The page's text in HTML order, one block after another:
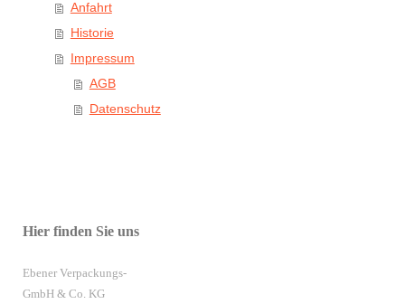
Anfahrt
Historie
Impressum
AGB
Datenschutz
Hier finden Sie uns
Ebener Verpackungs-
GmbH & Co. KG